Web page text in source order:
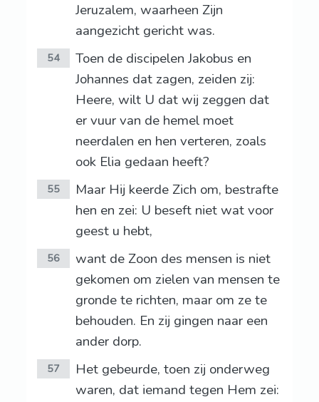
Jeruzalem, waarheen Zijn
aangezicht gericht was.
54
Toen de discipelen Jakobus en
Johannes dat zagen, zeiden zij:
Heere, wilt U dat wij zeggen dat
er vuur van de hemel moet
neerdalen en hen verteren, zoals
ook Elia gedaan heeft?
55
Maar Hij keerde Zich om, bestrafte
hen en zei: U beseft niet wat voor
geest u hebt,
56
want de Zoon des mensen is niet
gekomen om zielen van mensen te
gronde te richten, maar om ze te
behouden. En zij gingen naar een
ander dorp.
57
Het gebeurde, toen zij onderweg
waren, dat iemand tegen Hem zei: